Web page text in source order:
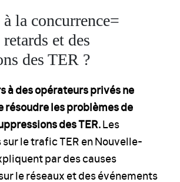
la concurrence=
et des
des TER ?
à des opérateurs privés ne
résoudre les problèmes de
des TER.Les
le trafic TER en Nouvelle-
par des causes
le réseaux et des événements